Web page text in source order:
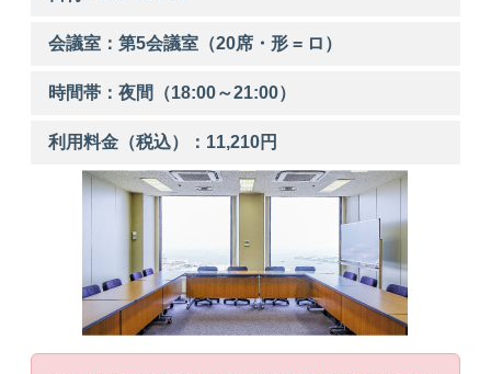
会議室：第5会議室（20席・形 = ロ）
時間帯：夜間 （18:00～21:00）
利用料金（税込）： 11,210円